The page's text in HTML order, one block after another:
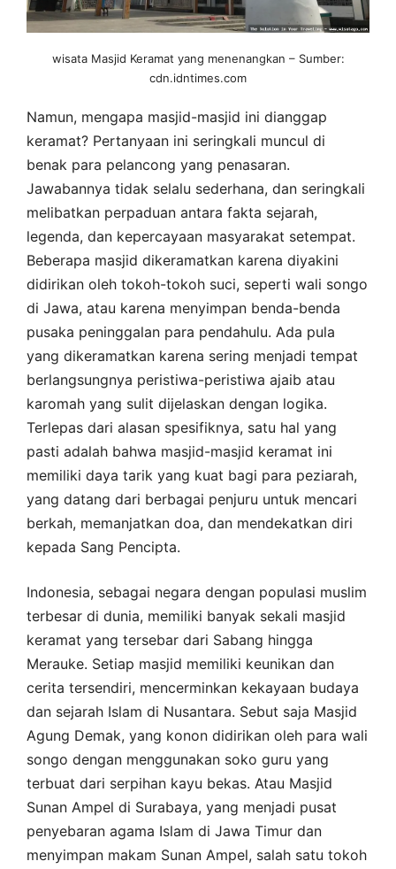
wisata Masjid Keramat yang menenangkan – Sumber:
cdn.idntimes.com
Namun, mengapa masjid-masjid ini dianggap
keramat? Pertanyaan ini seringkali muncul di
benak para pelancong yang penasaran.
Jawabannya tidak selalu sederhana, dan seringkali
melibatkan perpaduan antara fakta sejarah,
legenda, dan kepercayaan masyarakat setempat.
Beberapa masjid dikeramatkan karena diyakini
didirikan oleh tokoh-tokoh suci, seperti wali songo
di Jawa, atau karena menyimpan benda-benda
pusaka peninggalan para pendahulu. Ada pula
yang dikeramatkan karena sering menjadi tempat
berlangsungnya peristiwa-peristiwa ajaib atau
karomah yang sulit dijelaskan dengan logika.
Terlepas dari alasan spesifiknya, satu hal yang
pasti adalah bahwa masjid-masjid keramat ini
memiliki daya tarik yang kuat bagi para peziarah,
yang datang dari berbagai penjuru untuk mencari
berkah, memanjatkan doa, dan mendekatkan diri
kepada Sang Pencipta.
Indonesia, sebagai negara dengan populasi muslim
terbesar di dunia, memiliki banyak sekali masjid
keramat yang tersebar dari Sabang hingga
Merauke. Setiap masjid memiliki keunikan dan
cerita tersendiri, mencerminkan kekayaan budaya
dan sejarah Islam di Nusantara. Sebut saja Masjid
Agung Demak, yang konon didirikan oleh para wali
songo dengan menggunakan soko guru yang
terbuat dari serpihan kayu bekas. Atau Masjid
Sunan Ampel di Surabaya, yang menjadi pusat
penyebaran agama Islam di Jawa Timur dan
menyimpan makam Sunan Ampel, salah satu tokoh